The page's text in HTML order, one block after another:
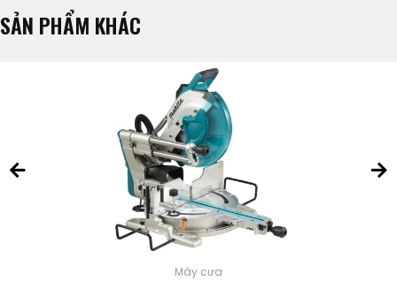
SẢN PHẨM KHÁC
Máy cưa